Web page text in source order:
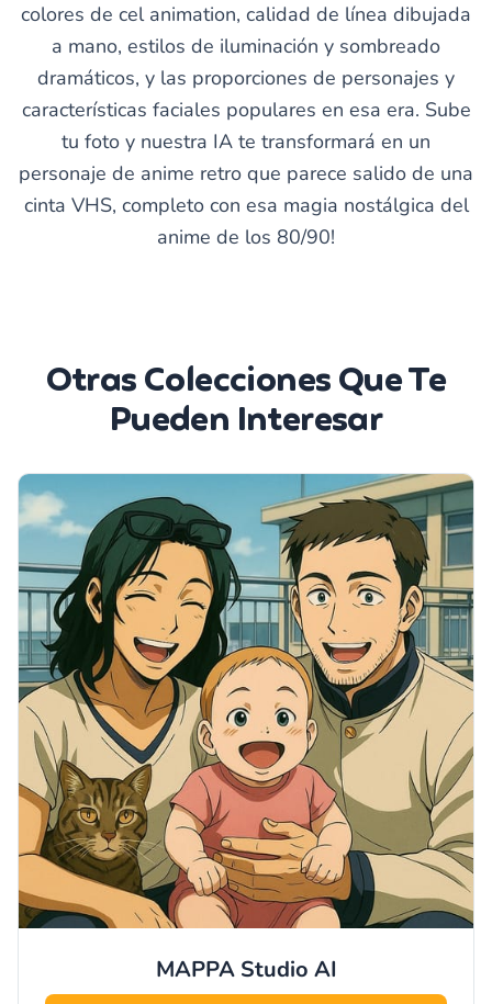
colores de cel animation, calidad de línea dibujada
a mano, estilos de iluminación y sombreado
dramáticos, y las proporciones de personajes y
características faciales populares en esa era. Sube
tu foto y nuestra IA te transformará en un
personaje de anime retro que parece salido de una
cinta VHS, completo con esa magia nostálgica del
anime de los 80/90!
Otras Colecciones Que Te
Pueden Interesar
MAPPA Studio AI